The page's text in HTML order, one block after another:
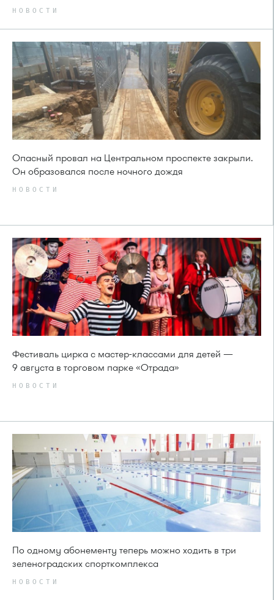
НОВОСТИ
Опасный провал на Центральном проспекте закрыли.
Он образовался после ночного дождя
НОВОСТИ
Фестиваль цирка с мастер-классами для детей —
9 августа в торговом парке «Отрада»
НОВОСТИ
По одному абонементу теперь можно ходить в три
зеленоградских спорткомплекса
НОВОСТИ